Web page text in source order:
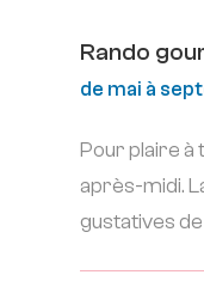
Rando
de mai à
Pour plaire à
après-midi.
gustatives